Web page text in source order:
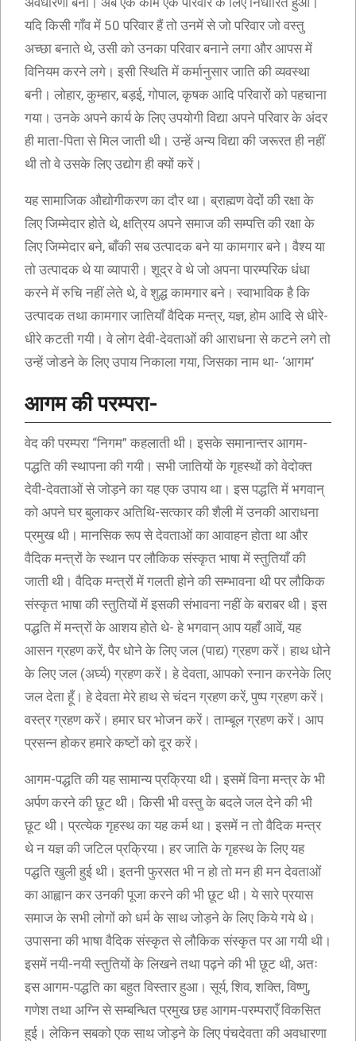
यदि किसी गाँव में 50 परिवार हैं तो उनमें से जो परिवार जो वस्तु
अच्छा बनाते थे, उसी को उनका परिवार बनाने लगा और आपस में
विनियम करने लगे। इसी स्थिति में कर्मानुसार जाति की व्यवस्था
बनी। लोहार, कुम्हार, बड़ई, गोपाल, कृषक आदि परिवारों को पहचाना
गया। उनके अपने कार्य के लिए उपयोगी विद्या अपने परिवार के अंदर
ही माता-पिता से मिल जाती थी। उन्हें अन्य विद्या की जरूरत ही नहीं
थी तो वे उसके लिए उद्योग ही क्यों करें।
यह सामाजिक औद्योगीकरण का दौर था। ब्राह्मण वेदों की रक्षा के
लिए जिम्मेदार होते थे, क्षत्रिय अपने समाज की सम्पत्ति की रक्षा के
लिए जिम्मेदार बने, बाँकी सब उत्पादक बने या कामगार बने। वैश्य या
तो उत्पादक थे या व्यापारी। शूद्र वे थे जो अपना पारम्परिक धंधा
करने में रुचि नहीं लेते थे, वे शुद्ध कामगार बने। स्वाभाविक है कि
उत्पादक तथा कामगार जातियाँ वैदिक मन्त्र, यज्ञ, होम आदि से धीरे-
धीरे कटती गयी। वे लोग देवी-देवताओं की आराधना से कटने लगे तो
उन्हें जोडने के लिए उपाय निकाला गया, जिसका नाम था- ‘आगम’
आगम की परम्परा-
वेद की परम्परा “निगम” कहलाती थी। इसके समानान्तर आगम-
पद्धति की स्थापना की गयी। सभी जातियों के गृहस्थों को वेदोक्त
देवी-देवताओं से जोड़ने का यह एक उपाय था। इस पद्धति में भगवान्
को अपने घर बुलाकर अतिथि-सत्कार की शैली में उनकी आराधना
प्रमुख थी। मानसिक रूप से देवताओं का आवाहन होता था और
वैदिक मन्त्रों के स्थान पर लौकिक संस्कृत भाषा में स्तुतियाँ की
जाती थी। वैदिक मन्त्रों में गलती होने की सम्भावना थी पर लौकिक
संस्कृत भाषा की स्तुतियों में इसकी संभावना नहीं के बराबर थी। इस
पद्धति में मन्त्रों के आशय होते थे- हे भगवान् आप यहाँ आवें, यह
आसन ग्रहण करें, पैर धोने के लिए जल (पाद्य) ग्रहण करें। हाथ धोने
के लिए जल (अर्घ्य) ग्रहण करें। हे देवता, आपको स्नान करनेके लिए
जल देता हूँ। हे देवता मेरे हाथ से चंदन ग्रहण करें, पुष्प ग्रहण करें।
वस्त्र ग्रहण करें। हमार घर भोजन करें। ताम्बूल ग्रहण करें। आप
प्रसन्न होकर हमारे कष्टों को दूर करें।
आगम-पद्धति की यह सामान्य प्रक्रिया थी। इसमें विना मन्त्र के भी
अर्पण करने की छूट थी। किसी भी वस्तु के बदले जल देने की भी
छूट थी। प्रत्येक गृहस्थ का यह कर्म था। इसमें न तो वैदिक मन्त्र
थे न यज्ञ की जटिल प्रक्रिया। हर जाति के गृहस्थ के लिए यह
पद्धति खुली हुई थी। इतनी फुरसत भी न हो तो मन ही मन देवताओं
का आह्वान कर उनकी पूजा करने की भी छूट थी। ये सारे प्रयास
समाज के सभी लोगों को धर्म के साथ जोड़ने के लिए किये गये थे।
उपासना की भाषा वैदिक संस्कृत से लौकिक संस्कृत पर आ गयी थी।
इसमें नयी-नयी स्तुतियों के लिखने तथा पढ़ने की भी छूट थी, अतः
इस आगम-पद्धति का बहुत विस्तार हुआ। सूर्य, शिव, शक्ति, विष्णु,
गणेश तथा अग्नि से सम्बन्धित प्रमुख छह आगम-परम्पराएँ विकसित
हुई। लेकिन सबको एक साथ जोड़ने के लिए पंचदेवता की अवधारणा